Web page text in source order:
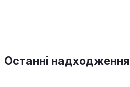
Останні надходження